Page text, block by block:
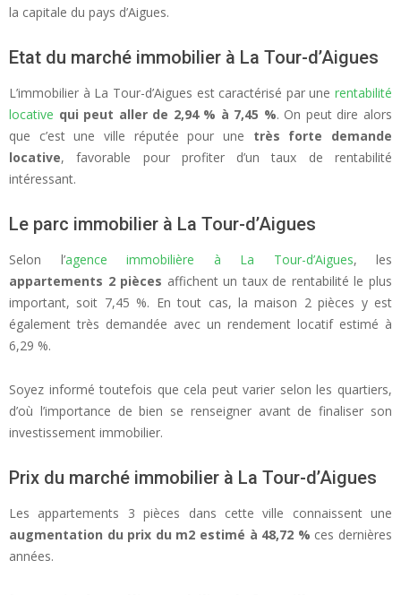
la capitale du pays d’Aigues.
Etat du marché immobilier à La Tour-d’Aigues
L’immobilier à La Tour-d’Aigues est caractérisé par une rentabilité
locative qui peut aller de 2,94 % à 7,45 %. On peut dire alors
que c’est une ville réputée pour une très forte demande
locative, favorable pour profiter d’un taux de rentabilité
intéressant.
Le parc immobilier à La Tour-d’Aigues
Selon l’agence immobilière à La Tour-d’Aigues, les
appartements 2 pièces affichent un taux de rentabilité le plus
important, soit 7,45 %. En tout cas, la maison 2 pièces y est
également très demandée avec un rendement locatif estimé à
6,29 %.
Soyez informé toutefois que cela peut varier selon les quartiers,
d’où l’importance de bien se renseigner avant de finaliser son
investissement immobilier.
Prix du marché immobilier à La Tour-d’Aigues
Les appartements 3 pièces dans cette ville connaissent une
augmentation du prix du m2 estimé à 48,72 % ces dernières
années.